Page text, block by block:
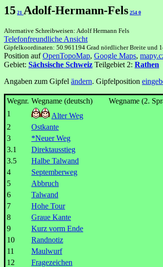
15 21 Adolf-Hermann-Fels 254 0
Alternative Schreibweisen: Adolf Hermann Fels
Telefonfreundliche Ansicht
Gipfelkoordinaten: 50.961194 Grad nördlicher Breite und
Position aufOpenTopoMap, Google Maps,
Gebiet: Sächsische Schweiz Teilgebiet 2: Rathen
Angaben zum Gipfel ändern. Gipfelposition
Wegnr. Wegname (deutsch) Wegname (2.
1
Alter Weg
2
Ostkante
3
*Neuer Weg
3.1
Direktausstieg
3.5
Halbe Talwand
4
Septemberweg
5
Abbruch
6
Talwand
7
Hohe Tour
8
Graue Kante
9
Kurz vorm Ende
10
Randnotiz
11
Maulwurf
12
Fragezeichen